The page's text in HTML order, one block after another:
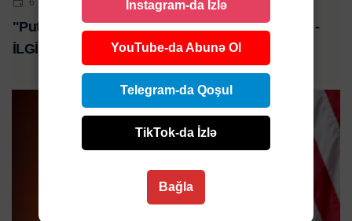
"Putinin müharibəni dayandırmaq istəyi yoxdur" -
İLGİNC AÇIQLAMA
Instagram-da İzlə
YouTube-da Abunə Ol
Telegram-da Qoşul
TikTok-da İzlə
Bağla